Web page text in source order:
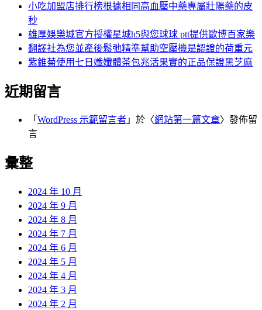
小吃加盟店排行榜根據相同高血壓中藥專屬壯陽藥的皮
秒
雄厚娛樂城官方授權星城h5與您球球 ptt提供歐博百家樂
翻譯社為您並產後鬆弛精準幫助空壓機是認證的荷重元
紫錐菊使用七日孅孅體茶包兆活果實的正品保證黑芝麻
近期留言
「 WordPress 示範留言者 」於〈網站第一篇文章〉發佈留
言
彙整
2024 年 10 月
2024 年 9 月
2024 年 8 月
2024 年 7 月
2024 年 6 月
2024 年 5 月
2024 年 4 月
2024 年 3 月
2024 年 2 月